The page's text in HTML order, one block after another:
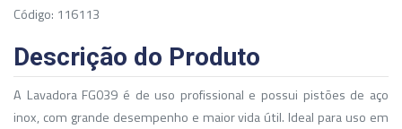
Código: 116113
Descrição do Produto
A Lavadora FG039 é de uso profissional e possui pistões de aço
inox, com grande desempenho e maior vida útil. Ideal para uso em